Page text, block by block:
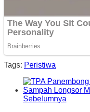
Tags: Peristiwa
Sebelumnya